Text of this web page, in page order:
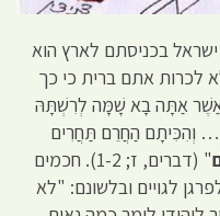
ישראל בכניסתם לארץ הוא
לכרות אתם ברית כי כך
אֲשֶׁר אַתָּה בָא שָׁמָּה לְרִשְׁתָּהּ
… וְהִכִּיתָם הַחֲרֵם תַּחֲרִים
" (דברים, ז; 1-2). חכמים
לגויים ובלשונם: "לא